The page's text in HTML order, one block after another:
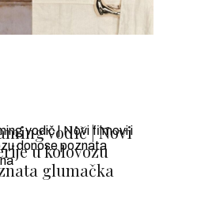
vodič | Novi
u kolovozu
glumačka